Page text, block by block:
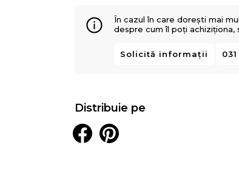
În cazul în care dorești mai
despre cum îl poți achiziționa,
Solicită informații
Distribuie pe